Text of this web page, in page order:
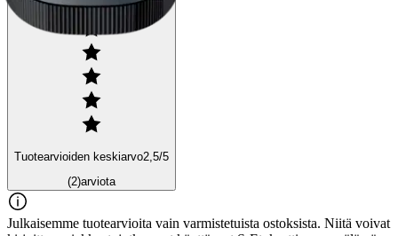
Tuotearvioiden keskiarvo2,5/5
(2)arviota
Julkaisemme tuotearvioita vain varmistetuista ostoksista. Niitä voivat